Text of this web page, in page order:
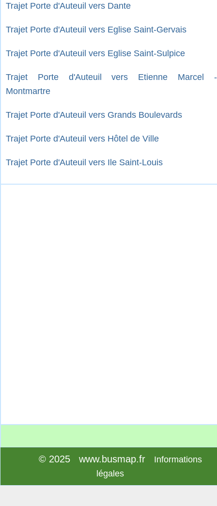
Trajet Porte d'Auteuil vers Dante
Trajet Porte d'Auteuil vers Eglise Saint-Gervais
Trajet Porte d'Auteuil vers Eglise Saint-Sulpice
Trajet Porte d'Auteuil vers Etienne Marcel -
Montmartre
Trajet Porte d'Auteuil vers Grands Boulevards
Trajet Porte d'Auteuil vers Hôtel de Ville
Trajet Porte d'Auteuil vers Ile Saint-Louis
© 2025 www.busmap.fr
Informations
légales